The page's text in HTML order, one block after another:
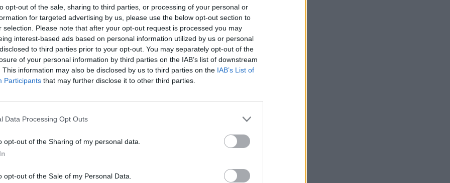
opt-out of the sale, sharing to third parties, or processing of your personal or
for targeted advertising by us, please use the below opt-out section to
selection. Please note that after your opt-out request is processed you may
interest-based ads based on personal information utilized by us or personal
to third parties prior to your opt-out. You may separately opt-out of the
of your personal information by third parties on the IAB’s list of downstream
This information may also be disclosed by us to third parties on the IAB’s List of
Participants that may further disclose it to other third parties.
Data Processing Opt Outs
opt-out of the Sharing of my personal data.
opt-out of the Sale of my Personal Data.
OCEAN TV zakódován systémem Irdeto2.
vysílat program TV XXI.
vysílat čínský kanál TVBS EUROPE.
vysílat stanice TAYBA.
pravidelné vysílání stanice BEEATY TV.
bulharská stanice DKTE.
21:50 Susedia
20:20 V sedmém nebi
22:25 Miluji Slovensko
00:10 Soudní síň - Nové případy